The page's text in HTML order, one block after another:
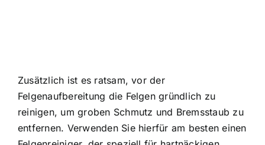
Zusätzlich ist es ratsam, vor der
Felgenaufbereitung die Felgen gründlich zu
reinigen, um groben Schmutz und Bremsstaub zu
entfernen. Verwenden Sie hierfür am besten einen